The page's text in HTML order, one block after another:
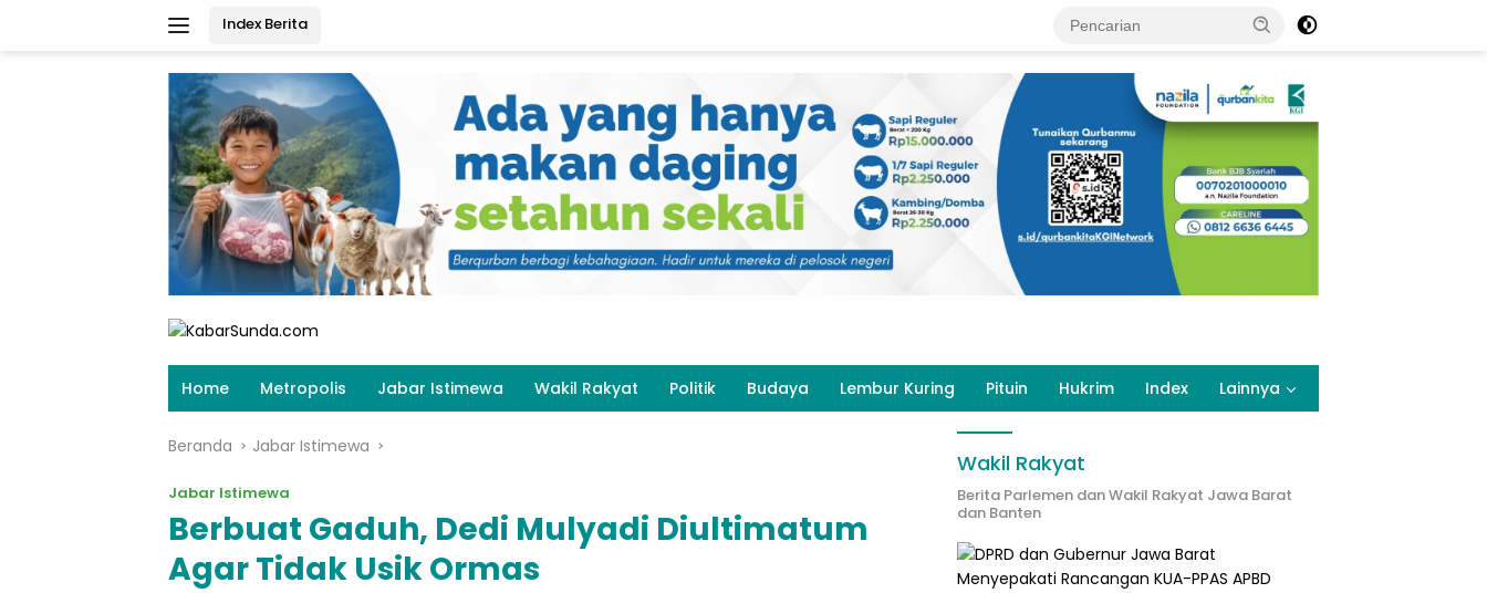
Index Berita
Home Metropolis Jabar Istimewa Wakil Rakyat Politik Budaya Lembur Kuring Pituin Hukrim Index Lainnya
Beranda Jabar Istimewa
Jabar Istimewa
Berbuat Gaduh, Dedi Mulyadi Diultimatum
Agar Tidak Usik Ormas
Wakil Rakyat
Berita Parlemen dan Wakil Rakyat Jawa Barat
dan Banten